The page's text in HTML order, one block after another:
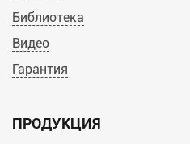
Библиотека
Видео
Гарантия
ПРОДУКЦИЯ